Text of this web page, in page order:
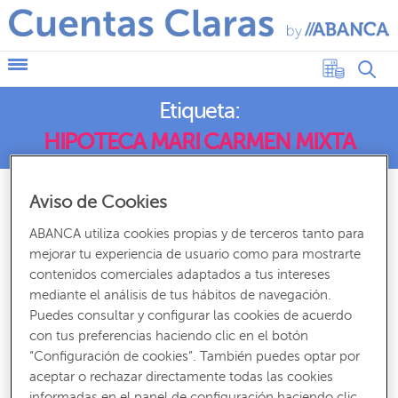
Etiqueta:
HIPOTECA MARI CARMEN MIXTA
CÓMO FUNCIONA,INVERSIÓN Y BOLSA
Aviso de Cookies
ABANCA utiliza cookies propias y de terceros tanto para
mejorar tu experiencia de usuario como para mostrarte
contenidos comerciales adaptados a tus intereses
mediante el análisis de tus hábitos de navegación.
Puedes consultar y configurar las cookies de acuerdo
con tus preferencias haciendo clic en el botón
“Configuración de cookies”. También puedes optar por
aceptar o rechazar directamente todas las cookies